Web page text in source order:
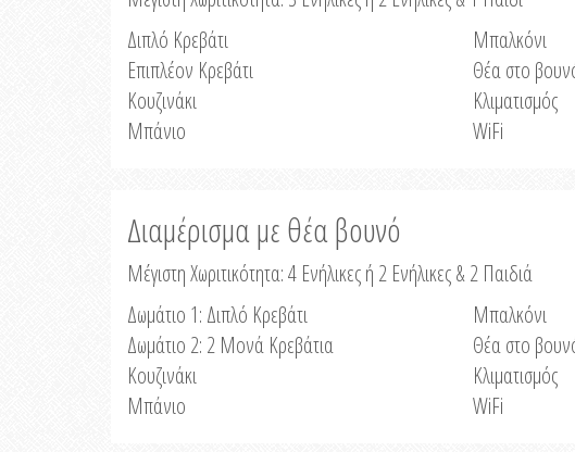
Διπλό Κρεβάτι
Επιπλέον Κρεβάτι
Κουζινάκι
Μπάνιο
Μπαλκόνι
Θέα στο
Κλιματισμός
WiFi
Διαμέρισμα με θέα βουνό
Μέγιστη Χωριτικότητα: 4 Ενήλικες ή 2 Ενήλικες & 2 Παιδιά
Δωμάτιο 1: Διπλό Κρεβάτι
Δωμάτιο 2: 2 Μονά Κρεβάτια
Κουζινάκι
Μπάνιο
Μπαλκόνι
Θέα στο
Κλιματισμός
WiFi